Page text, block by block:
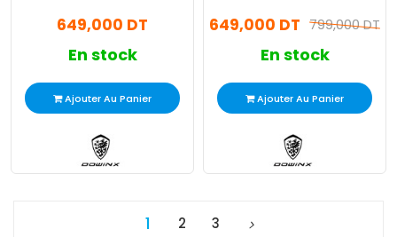
649,000 DT
En stock
Ajouter Au Panier
799,000 DT
649,000 DT
En stock
Ajouter Au Panier
1 2 3